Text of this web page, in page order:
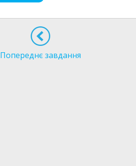
Попереднє завдання